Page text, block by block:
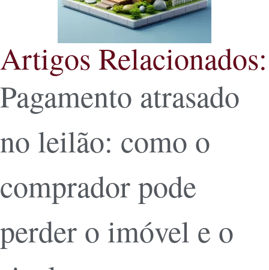
Artigos Relacionados:
Pagamento atrasado
no leilão: como o
comprador pode
perder o imóvel e o